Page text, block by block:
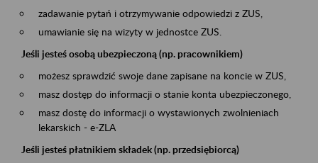
zadawanie pytań i otrzymywanie odpowiedzi z ZUS,
umawianie się na wizyty w jednostce ZUS.
Jeśli jesteś osobą ubezpieczoną (np. pracownikiem)
możesz sprawdzić swoje dane zapisane na koncie w ZUS,
masz dostęp do informacji o stanie konta ubezpieczonego,
masz dostę do informacji o wystawionych zwolnieniach
lekarskich - e-ZLA
Jeśli jesteś płatnikiem składek (np. przedsiębiorcą)